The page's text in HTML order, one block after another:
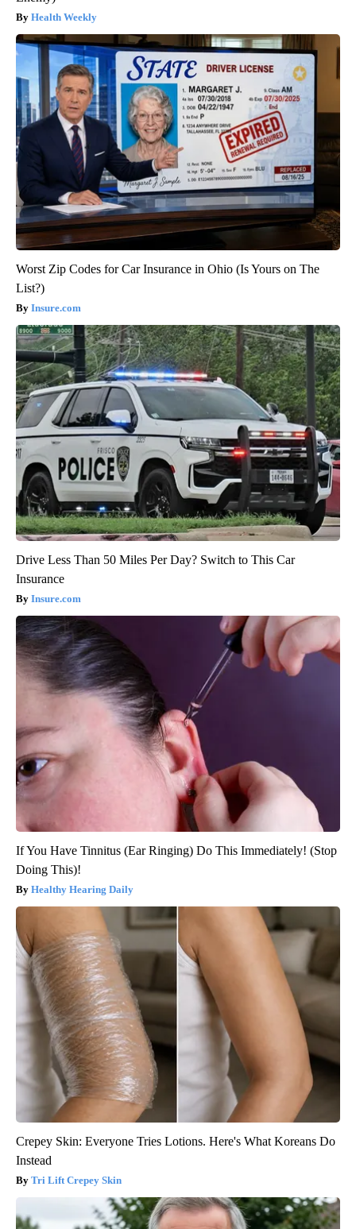
Health Weekly
Worst Zip Codes for Car Insurance in Ohio (Is Yours on The
List?)
Insure.com
Drive Less Than 50 Miles Per Day? Switch to This Car
Insurance
Insure.com
If You Have Tinnitus (Ear Ringing) Do This Immediately! (Stop
Doing This)!
Healthy Hearing Daily
Crepey Skin: Everyone Tries Lotions. Here's What Koreans Do
Instead
Tri Lift Crepey Skin